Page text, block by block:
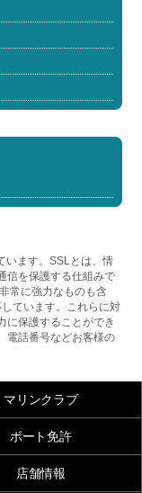
います。SSLとは、情
信を保護する仕組みで
常に強力なものも含
ています。これらに対
に保護することができ
電話番号などお客様の
マリンクラブ
ボート免許
店舗情報